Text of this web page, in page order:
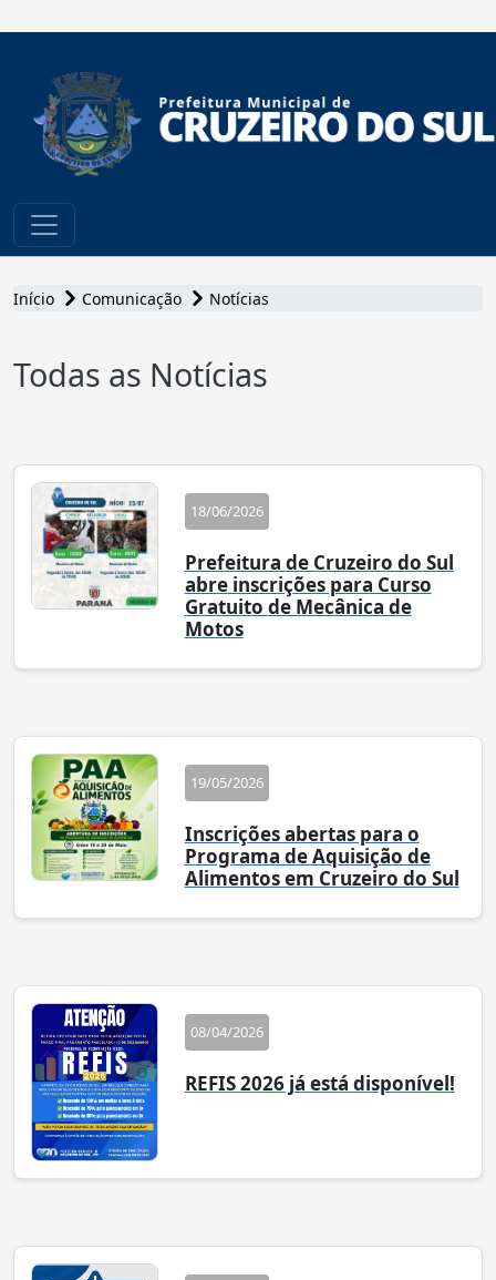
Início Comunicação Notícias
Todas as Notícias
18/06/2026
Prefeitura de Cruzeiro do Sul
abre inscrições para Curso
Gratuito de Mecânica de
Motos
19/05/2026
Inscrições abertas para o
Programa de Aquisição de
Alimentos em Cruzeiro do Sul
08/04/2026
REFIS 2026 já está disponível!